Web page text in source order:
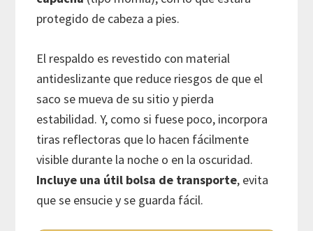
protegido de cabeza a pies.
El respaldo es revestido con material
antideslizante que reduce riesgos de que el
saco se mueva de su sitio y pierda
estabilidad. Y, como si fuese poco, incorpora
tiras reflectoras que lo hacen fácilmente
visible durante la noche o en la oscuridad.
Incluye una útil bolsa de transporte, evita
que se ensucie y se guarda fácil.